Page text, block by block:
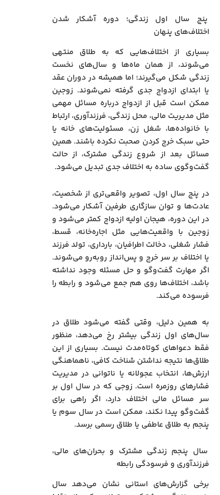
پنج سال اول زندگی؛ دوره آشکار شدن
اختلاف‌های پنهان
بسیاری از اختلاف‌هایی که به طلاق منتهی
می‌شوند، از همان ماه‌ها و سال‌های نخست
زندگی شکل می‌گیرند؛ اما همیشه در دوران عقد
یا ابتدای ازدواج جدی گرفته نمی‌شوند. زوجین
ممکن است قبل از ازدواج درباره مسائل مهمی
مثل مدیریت مالی، محل زندگی، فرزندآوری، ارتباط
با خانواده‌ها، شغل زن، مسئولیت‌های خانه یا
حتی سبک خرج کردن صحبت نکرده باشند. همین
مسائل بعد از شروع زندگی مشترک، از حالت
گفت‌وگوی ساده به اختلاف جدی تبدیل می‌شود.
در پنج سال اول، تصویر واقعی‌تری از شخصیت،
عادت‌ها و توان سازگاری طرفین آشکار می‌شود.
در این دوره، هیجان اولیه ازدواج کمتر می‌شود و
زوجین با واقعیت‌هایی مثل اجاره‌خانه، قسط،
فشار شغلی، دخالت اطرافیان، بارداری، تولد فرزند
یا اختلاف بر سر خرج و پس‌انداز روبه‌رو می‌شوند.
اگر مهارت گفت‌وگو و حل مسئله وجود نداشته
باشد، اختلاف‌ها روی هم جمع می‌شود و رابطه را
فرسوده می‌کند.
به همین دلیل، وقتی گفته می‌شود طلاق در
سال‌های اول زندگی بیشتر رخ می‌دهد، منظور
فقط دعواهای کوتاه‌مدت نیست. بسیاری از این
طلاق‌ها نتیجه نداشتن شناخت کافی، ناهماهنگی
ارزش‌ها، انتخاب عجولانه یا ناتوانی در مدیریت
فشارهای روزمره است. زوجی که در سال اول بر
سر مسائل مالی اختلاف دارد، اگر راهی برای
گفت‌وگو پیدا نکند، ممکن است در سال سوم یا
پنجم به طلاق عاطفی یا طلاق رسمی برسد.
سال پنجم زندگی مشترک و بحران‌های مالی،
فرزندآوری و فرسودگی رابطه
برخی گزارش‌های استانی نشان می‌دهد سال